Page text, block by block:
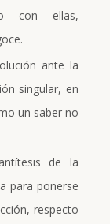
con ellas,
ante la
singular, en
un saber no
de la
para ponerse
respecto